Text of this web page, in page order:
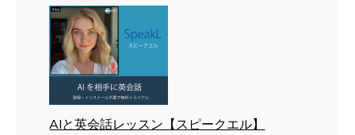
AIと英会話レッスン【スピークエル】